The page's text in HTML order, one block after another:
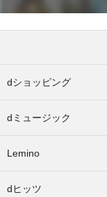
dショッピング
dミュージック
Lemino
dヒッツ